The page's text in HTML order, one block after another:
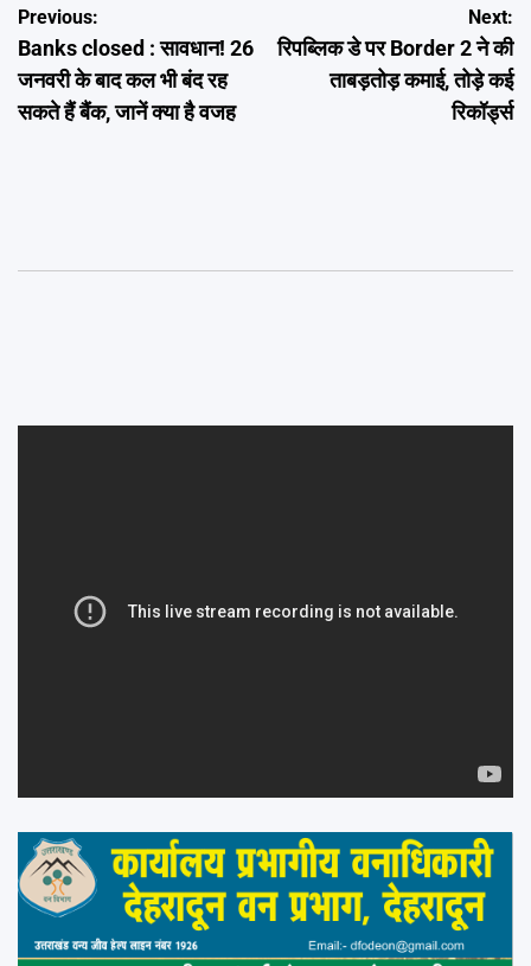
Post
navigation
Previous:
Banks closed : सावधान! 26
जनवरी के बाद कल भी बंद रह
सकते हैं बैंक, जानें क्या है वजह
Next:
रिपब्लिक डे पर Border 2 ने की
ताबड़तोड़ कमाई, तोड़े कई
रिकॉर्ड्स